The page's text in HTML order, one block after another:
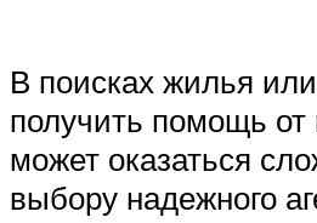
В поисках жилья
получить помощь от
может оказаться
выбору надежного